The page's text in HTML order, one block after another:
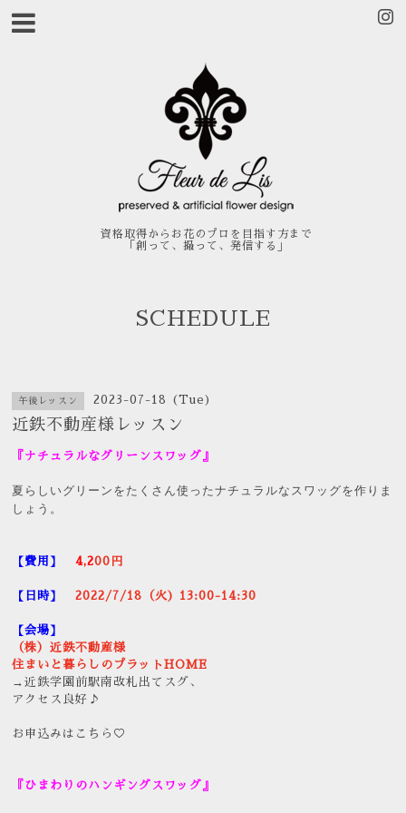
資格取得からお花のプロを目指す方まで
「創って、撮って、発信する」
SCHEDULE
午後レッスン 2023-07-18 (Tue)
近鉄不動産様レッスン
『ナチュラルなグリーンスワッグ』
夏らしいグリーンをたくさん使ったナチュラルなスワッグを作りま
しょう。
【費用】 4,200円
【日時】 2022/7/18（火) 13:00-14:30
【会場】
（株）近鉄不動産様
住まいと暮らしのプラットHOME
→近鉄学園前駅南改札出てスグ、
アクセス良好♪
お申込みはこちら♡
『ひまわりのハンギングスワッグ』